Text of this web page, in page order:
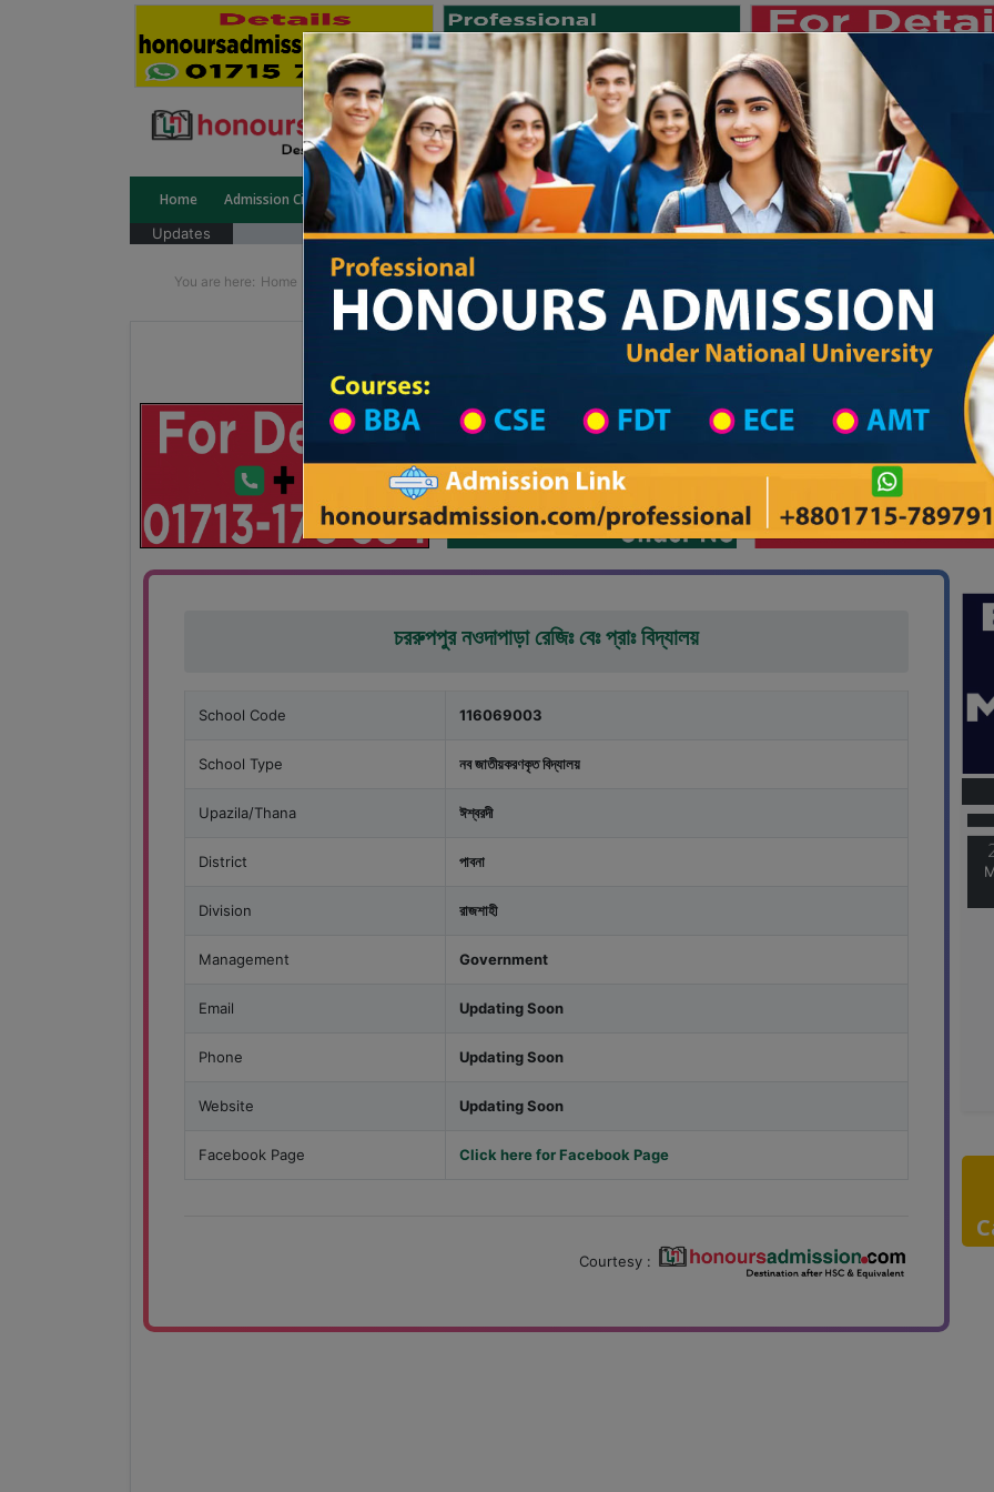
Home Admission Circular Public University Private University International University University College
Updates জাতীয় বিশ্ববিদ্যালয় ২০২৫-২৬ শিক্ষাবর্ষের
You are here: Home School Category Division List
Private University Admission
চররুপপুর নওদাপাড়া রেজিঃ বেঃ প্রাঃ বিদ্যালয়
School Code 116069003
School Type নব জাতীয়করণকৃত বিদ্যালয়
Upazila/Thana ঈশ্বরদী
District পাবনা
Division রাজশাহী
Management Government
Email Updating Soon
Phone Updating Soon
Website Updating Soon
Facebook Page Click here for Facebook Page
Courtesy :